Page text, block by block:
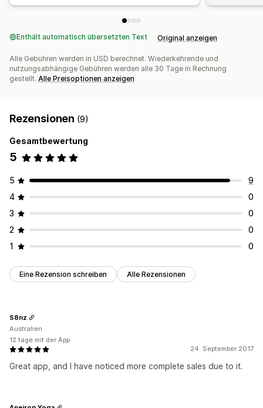
Enthält automatisch übersetzten Text Original anzeigen
Alle Gebühren werden in USD berechnet. Wiederkehrende und
nutzungsabhängige Gebühren werden alle 30 Tage in Rechnung
gestellt. Alle Preisoptionen anzeigen
Rezensionen (9)
Gesamtbewertung
5
5
9
4
0
3
0
2
0
1
0
Eine Rezension schreiben Alle Rezensionen
24. September 2017
Great app, and I have noticed more complete sales due to it.
S8nz
Australien
12 tage mit der App